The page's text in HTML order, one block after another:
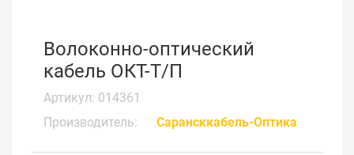
Волоконно-оптический
кабель ОКТ-Т/П
Артикул: 014361
Производитель:
Сарансккабель-Оптика